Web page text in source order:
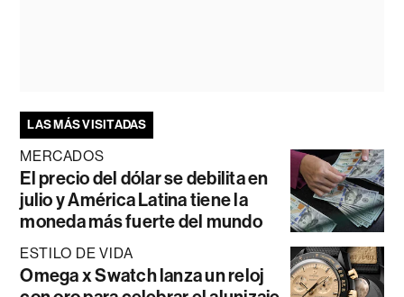
LAS MÁS VISITADAS
MERCADOS
El precio del dólar se debilita en
julio y América Latina tiene la
moneda más fuerte del mundo
ESTILO DE VIDA
Omega x Swatch lanza un reloj